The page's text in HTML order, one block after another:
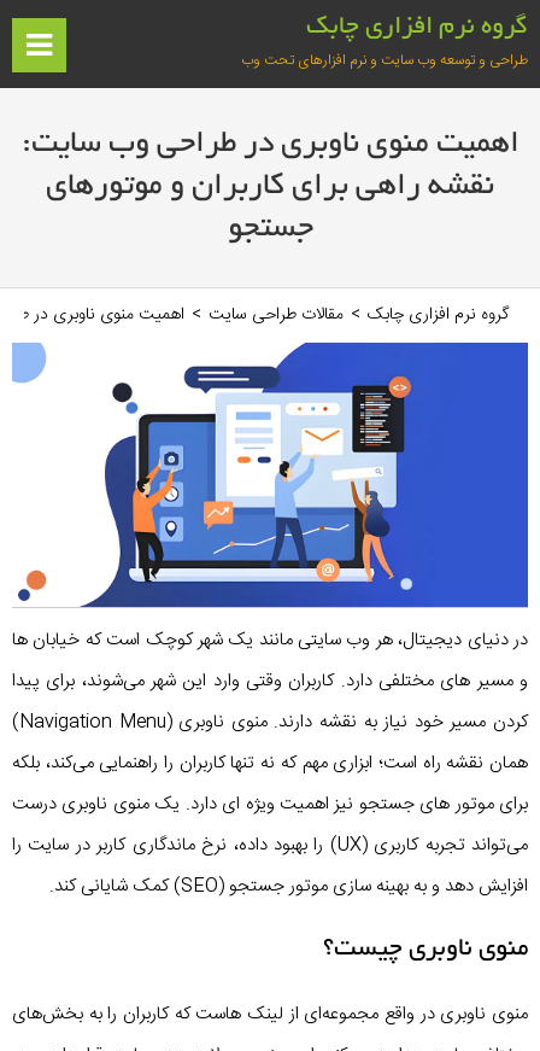
رفتن
محتوا
گروه نرم افزاری چابک
طراحی و توسعه وب سایت و نرم افزارهای تحت وب
اهمیت منوی ناوبری در طراحی وب سایت:
نقشه راهی برای کاربران و موتورهای
جستجو
گروه نرم افزاری چابک > مقالات طراحی سایت > اهمیت منوی ناوبری در
در دنیای دیجیتال، هر وب سایتی مانند یک شهر کوچک است که خیابان ها
و مسیر های مختلفی دارد. کاربران وقتی وارد این شهر می‌شوند، برای پیدا
کردن مسیر خود نیاز به نقشه دارند. منوی ناوبری (Navigation Menu)
همان نقشه راه است؛ ابزاری مهم که نه تنها کاربران را راهنمایی می‌کند، بلکه
برای موتور های جستجو نیز اهمیت ویژه ای دارد. یک منوی ناوبری درست
می‌تواند تجربه کاربری (UX) را بهبود داده، نرخ ماندگاری کاربر در سایت را
افزایش دهد و به بهینه سازی موتور جستجو (SEO) کمک شایانی کند.
منوی ناوبری چیست؟
منوی ناوبری در واقع مجموعه‌ای از لینک‌ هاست که کاربران را به بخش‌های